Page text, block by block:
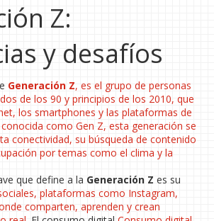
Z:
y desafíos
Generación Z, es el grupo de personas
de los 90 y principios de los 2010, que
los smartphones y las plataformas de
como Gen Z, esta generación se
conectividad, su búsqueda de contenido
por temas como el clima y la
que define a la Generación Z es su
, plataformas como Instagram,
comparten, aprenden y crean